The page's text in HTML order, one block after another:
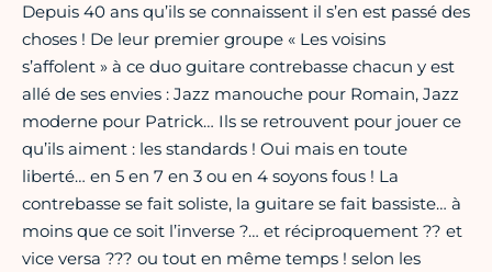
Depuis 40 ans qu’ils se connaissent il s’en est passé des
choses ! De leur premier groupe « Les voisins
s’affolent » à ce duo guitare contrebasse chacun y est
allé de ses envies : Jazz manouche pour Romain, Jazz
moderne pour Patrick… Ils se retrouvent pour jouer ce
qu’ils aiment : les standards ! Oui mais en toute
liberté… en 5 en 7 en 3 ou en 4 soyons fous ! La
contrebasse se fait soliste, la guitare se fait bassiste… à
moins que ce soit l’inverse ?… et réciproquement ?? et
vice versa ??? ou tout en même temps ! selon les